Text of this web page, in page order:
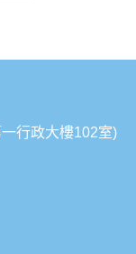
行政大樓102室)